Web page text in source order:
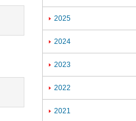
 2025
 2024
 2023
 2022
 2021